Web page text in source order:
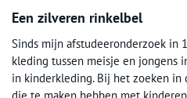
Een zilveren rinkelbel
Sinds mijn afstudeeronderzoek in
kleding tussen meisje en jongens
in kinderkleding. Bij het zoeken